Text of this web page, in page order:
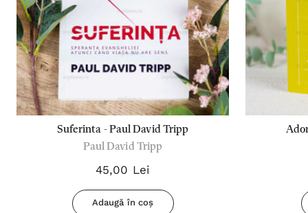
Suferinta - Paul David Tripp
Paul David Tripp
45,00 Lei
Adaugă în coș